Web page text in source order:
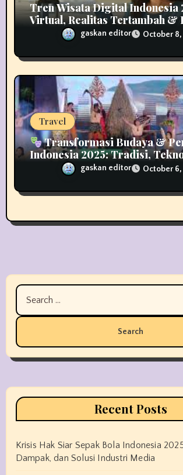
Tren Wisata Digital Indonesia
Virtual, Realitas Tertambah &
Pariwisata Hybrid
gaskan editor October 8,
Travel
Transformasi Budaya &
Indonesia 2025: Tradisi,
Inovasi Panggung
gaskan editor October 6,
Search
for:
Recent Posts
Krisis Hak Siar Sepak Bola Indonesia
Dampak, dan Solusi Industri Media